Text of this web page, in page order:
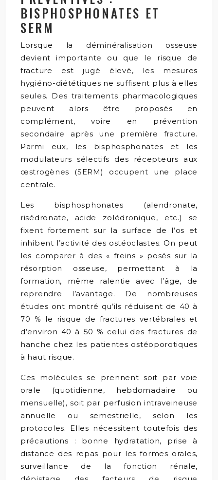
BISPHOSPHONATES ET
SERM
Lorsque la déminéralisation osseuse
devient importante ou que le risque de
fracture est jugé élevé, les mesures
hygiéno-diététiques ne suffisent plus à elles
seules. Des traitements pharmacologiques
peuvent alors être proposés en
complément, voire en prévention
secondaire après une première fracture.
Parmi eux, les bisphosphonates et les
modulateurs sélectifs des récepteurs aux
œstrogènes (SERM) occupent une place
centrale.
Les bisphosphonates (alendronate,
risédronate, acide zolédronique, etc.) se
fixent fortement sur la surface de l’os et
inhibent l’activité des ostéoclastes. On peut
les comparer à des « freins » posés sur la
résorption osseuse, permettant à la
formation, même ralentie avec l’âge, de
reprendre l’avantage. De nombreuses
études ont montré qu’ils réduisent de 40 à
70 % le risque de fractures vertébrales et
d’environ 40 à 50 % celui des fractures de
hanche chez les patientes ostéoporotiques
à haut risque.
Ces molécules se prennent soit par voie
orale (quotidienne, hebdomadaire ou
mensuelle), soit par perfusion intraveineuse
annuelle ou semestrielle, selon les
protocoles. Elles nécessitent toutefois des
précautions : bonne hydratation, prise à
distance des repas pour les formes orales,
surveillance de la fonction rénale,